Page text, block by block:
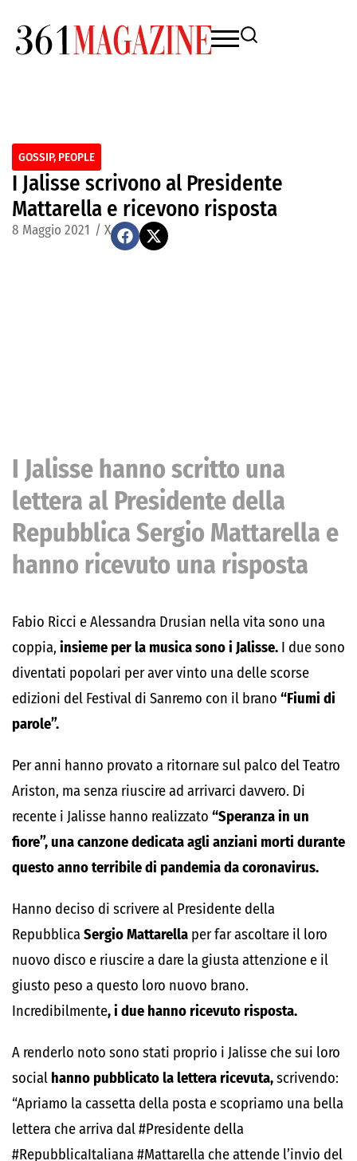
GOSSIP, PEOPLE
I Jalisse scrivono al Presidente
Mattarella e ricevono risposta
8 Maggio 2021 / X
I Jalisse hanno scritto una
lettera al Presidente della
Repubblica Sergio Mattarella e
hanno ricevuto una risposta
Fabio Ricci e Alessandra Drusian nella vita sono una
coppia, insieme per la musica sono i Jalisse. I due sono
diventati popolari per aver vinto una delle scorse
edizioni del Festival di Sanremo con il brano “Fiumi di
parole”.
Per anni hanno provato a ritornare sul palco del Teatro
Ariston, ma senza riuscire ad arrivarci davvero. Di
recente i Jalisse hanno realizzato “Speranza in un
fiore”, una canzone dedicata agli anziani morti durante
questo anno terribile di pandemia da coronavirus.
Hanno deciso di scrivere al Presidente della
Repubblica Sergio Mattarella per far ascoltare il loro
nuovo disco e riuscire a dare la giusta attenzione e il
giusto peso a questo loro nuovo brano.
Incredibilmente, i due hanno ricevuto risposta.
A renderlo noto sono stati proprio i Jalisse che sui loro
social hanno pubblicato la lettera ricevuta,scrivendo:
“Apriamo la cassetta della posta e scopriamo una bella
lettera che arriva dal #Presidente della
#RepubblicaItaliana #Mattarella che attende l’invio del